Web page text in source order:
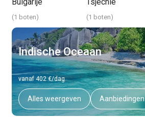
Bulgarije
(1 boten)
Tsjechië
(1 boten)
Indische Oceaan
vanaf 402 €/dag
Alles weergeven Aanbiedingen